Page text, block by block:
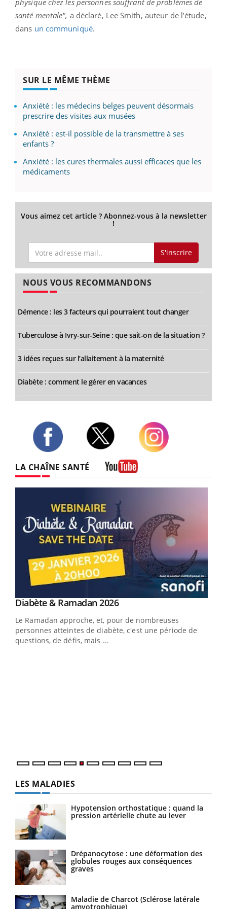
santé mentale", a déclaré, Lee Smith, auteur de l’étude,
dans un communiqué.
SUR LE MÊME THÈME
Anxiété : les médecins belges peuvent désormais
prescrire des visites aux musées
Anxiété : est-il possible de la transmettre à ses
enfants ?
Anxiété : les cures thermales aussi efficaces que les
médicaments
Vous aimez cet article ? Abonnez-vous à la newsletter
!
S'inscrire
NOUS VOUS RECOMMANDONS
Démence : les 3 facteurs qui pourraient tout changer
Tuberculose à Ivry-sur-Seine : que sait-on de la situation ?
3 idées reçues sur l’allaitement à la maternité
Diabète : comment le gérer en vacances